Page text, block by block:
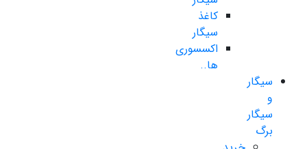
کاغذ
سیگار
اکسسوری
ها..
سیگار
و
سیگار
برگ